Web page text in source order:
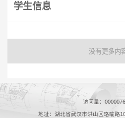
学生信息
没有更多内
访问量：
地址：湖北省武汉市洪山区珞喻路